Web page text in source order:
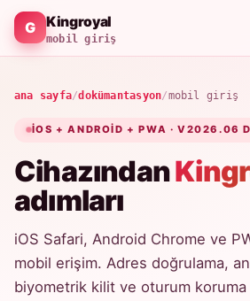
Kingroyal
mobil giriş
ana sayfa/dokümantasyon/mobil giriş
IOS + ANDROID + PWA · V2026.06
Cihazından
adımları
iOS Safari, Android Chrome ve
mobil erişim. Adres doğrulama,
biyometrik kilit ve oturum